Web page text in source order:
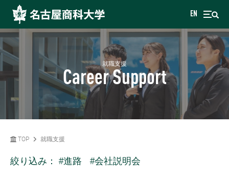
EN
就職支援
Career Support
TOP 就職支援
絞り込み： #進路 #会社説明会